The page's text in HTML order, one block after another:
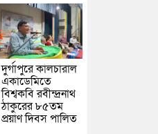
দুর্গাপুরে কালচারাল
একাডেমিতে
বিশ্বকবি রবীন্দ্রনাথ
ঠাকুরের ৮৫তম
প্রয়াণ দিবস পালিত